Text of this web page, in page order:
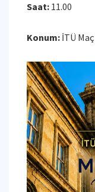
Saat: 11.00
Konum: İTÜ